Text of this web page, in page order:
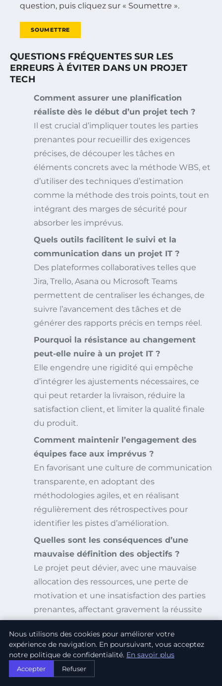
question, puis cliquez sur « Soumettre ».
SOUMETTRE
QUESTIONS FRÉQUENTES SUR LES
ERREURS À ÉVITER DANS UN PROJET
TECH
Comment assurer une planification
réaliste dès le début d’un projet tech ?
Il est crucial d’impliquer toutes les parties
prenantes pour recueillir des exigences
précises, de découper les tâches en
éléments concrets avec la méthode WBS, et
d’utiliser des techniques d’estimation
comme la méthode des trois points, tout en
intégrant des marges de sécurité pour
absorber les imprévus.
Quels outils facilitent le suivi et la
communication dans un projet IT ?
Des plateformes collaboratives telles que
Jira, Trello, Asana ou Microsoft Teams
permettent de centraliser les échanges, de
suivre l’avancement des tâches et de
générer des rapports précis en temps réel.
Pourquoi la résistance au changement
peut-elle nuire à un projet IT ?
Elle engendre une rigidité qui empêche
d’intégrer les ajustements nécessaires, ce
qui peut retarder la livraison, réduire la
satisfaction client, et limiter la qualité finale
du produit.
Comment maintenir l’engagement des
équipes face aux imprévus ?
En favorisant une culture de communication
transparente, en adoptant des
méthodologies agiles, et en réalisant
régulièrement des rétrospectives pour
identifier les pistes d’amélioration.
Quelles sont les conséquences d’une
mauvaise définition des objectifs ?
Le projet peut dévier, avec une mauvaise
allocation des ressources, une perte de
motivation et une insatisfaction des parties
prenantes, affectant gravement la réussite
finale.
PARTAGER :
TWITTER FACEBOOK
Nous utilisons des cookies pour améliorer votre
expérience de navigation. En poursuivant, vous acceptez
notre politique de confidentialité. En savoir plus
Accepter Refuser